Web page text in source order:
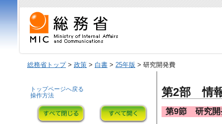
総務省トップ> 政策 > 白書 > 25年版 > 研究開発費
第2部 情
第9節 研究開
トップページへ戻る
操作方法